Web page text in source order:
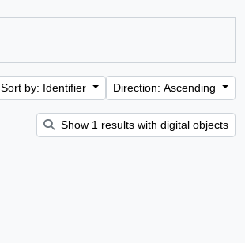
Sort by: Identifier Direction: Ascending
Show 1 results with digital objects